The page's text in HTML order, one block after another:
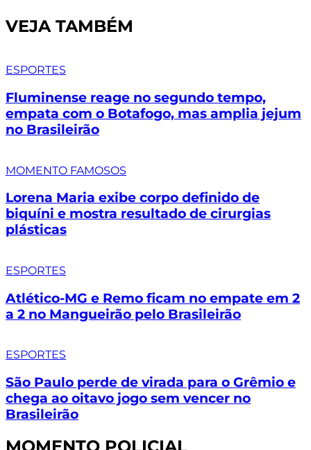
VEJA TAMBÉM
ESPORTES
Fluminense reage no segundo tempo,
empata com o Botafogo, mas amplia jejum
no Brasileirão
MOMENTO FAMOSOS
Lorena Maria exibe corpo definido de
biquíni e mostra resultado de cirurgias
plásticas
ESPORTES
Atlético-MG e Remo ficam no empate em 2
a 2 no Mangueirão pelo Brasileirão
ESPORTES
São Paulo perde de virada para o Grêmio e
chega ao oitavo jogo sem vencer no
Brasileirão